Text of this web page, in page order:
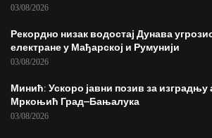
03/08/2026
Рекордно низак водостај Дунава
електране у Мађарској и Румунији
03/08/2026
Минић: Ускоро јавни позив за изградњу
Мркоњић Град–Бањалука
03/08/2026